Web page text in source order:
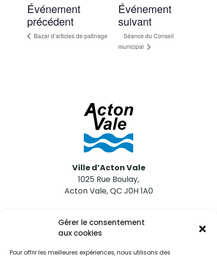
Gérer le consentement
aux cookies
Pour offrir les meilleures expériences, nous utilisons des
Événement
précédent
Bazar d’articles de patinage
Événement
suivant
Séance du Conseil
municipal
Ville d’Acton Vale
1025 Rue Boulay,
Acton Vale, QC J0H 1A0
Nous joindre
Tél. 450 546-2703